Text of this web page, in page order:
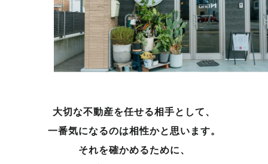
大切な不動産を任せる相手として、
一番気になるのは相性かと思います。
それを確かめるために、